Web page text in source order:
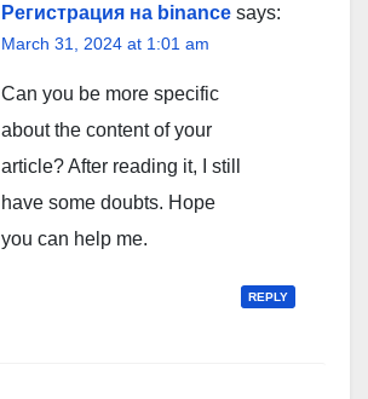
Регистрация на binance says:
March 31, 2024 at 1:01 am
Can you be more specific
about the content of your
article? After reading it, I still
have some doubts. Hope
you can help me.
REPLY